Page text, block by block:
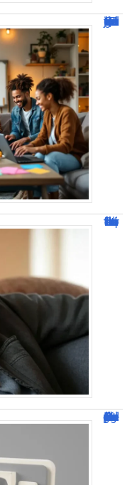
JetPunk : Quiz et jeux de culture générale
Jacques Dutronc fortune : estimation et sources de richesse !
Dafont Police : guide complet pour télécharger !